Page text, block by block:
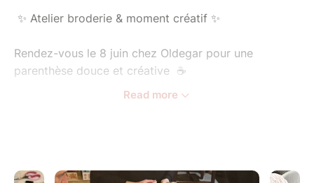
✨ Atelier broderie & moment créatif ✨
Rendez-vous le 8 juin chez Oldegar pour une
parenthèse douce et créative ☕️
– Débutants bienvenus
Read more